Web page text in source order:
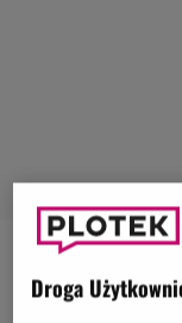
Małgorzata
wybudowali
Droga